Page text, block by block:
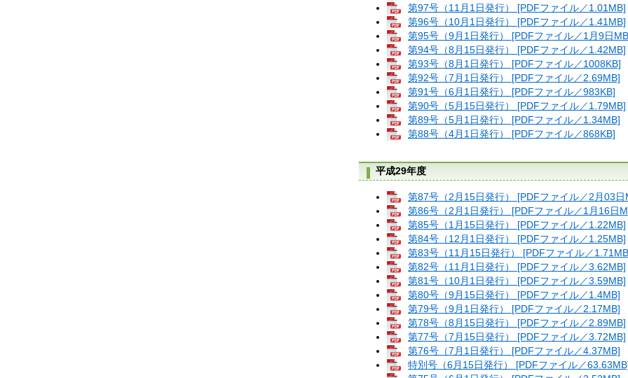
第97号（11月1日発行） [PDFファイル／1.01MB]
第96号（10月1日発行） [PDFファイル／1.41MB]
第95号（9月1日発行） [PDFファイル／1月9日
第94号（8月15日発行） [PDFファイル／1.42MB]
第93号（8月1日発行） [PDFファイル／1008KB]
第92号（7月1日発行） [PDFファイル／2.69MB]
第91号（6月1日発行） [PDFファイル／983KB]
第90号（5月15日発行） [PDFファイル／1.79MB]
第89号（5月1日発行） [PDFファイル／1.34MB]
第88号（4月1日発行） [PDFファイル／868KB]
平成29年度
第87号（2月15日発行） [PDFファイル／2月03日
第86号（2月1日発行） [PDFファイル／1月16日
第85号（1月15日発行） [PDFファイル／1.22MB]
第84号（12月1日発行） [PDFファイル／1.25MB]
第83号（11月15日発行） [PDFファイル／
第82号（11月1日発行） [PDFファイル／3.62MB]
第81号（10月1日発行） [PDFファイル／3.59MB]
第80号（9月15日発行） [PDFファイル／1.4MB]
第79号（9月1日発行） [PDFファイル／2.17MB]
第78号（8月15日発行） [PDFファイル／2.89MB]
第77号（7月15日発行） [PDFファイル／3.72MB]
第76号（7月1日発行） [PDFファイル／4.37MB]
特別号（6月15日発行） [PDFファイル／